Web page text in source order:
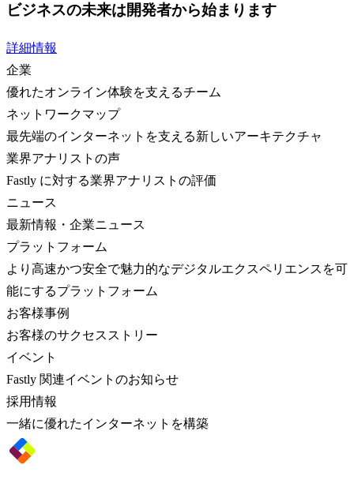
ビジネスの未来は開発者から始まります
詳細情報
企業
優れたオンライン体験を支えるチーム
ネットワークマップ
最先端のインターネットを支える新しいアーキテクチャ
業界アナリストの声
Fastly に対する業界アナリストの評価
ニュース
最新情報・企業ニュース
プラットフォーム
より高速かつ安全で魅力的なデジタルエクスペリエンスを可
能にするプラットフォーム
お客様事例
お客様のサクセスストリー
イベント
Fastly 関連イベントのお知らせ
採用情報
一緒に優れたインターネットを構築